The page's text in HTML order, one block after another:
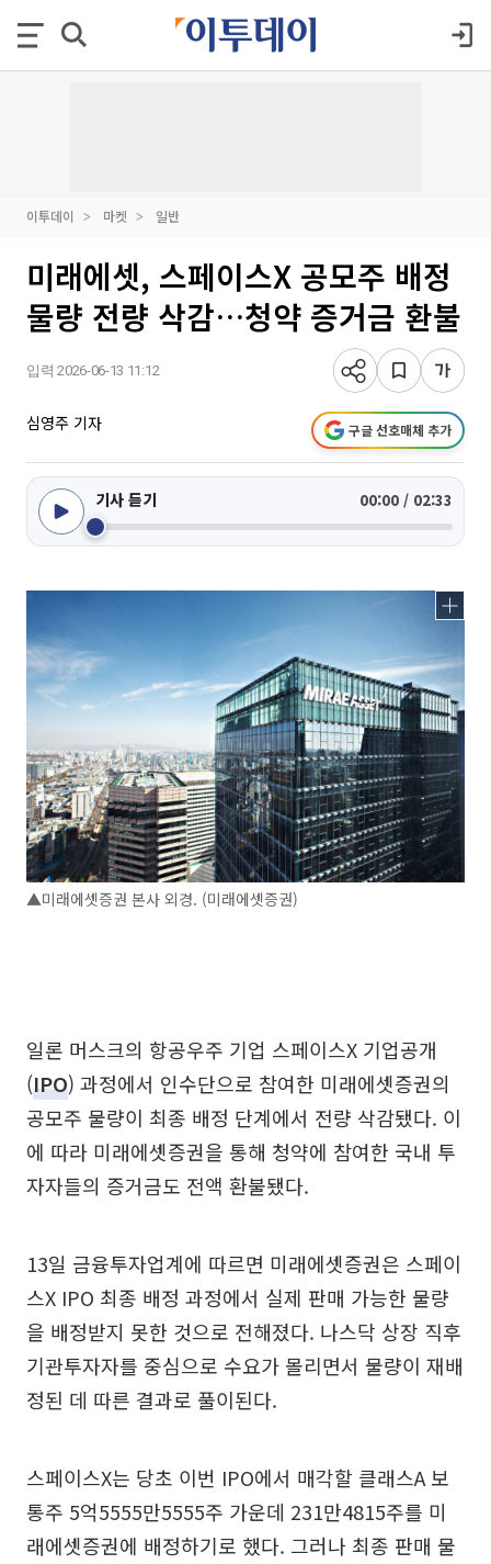
이투데이 마켓 일반
미래에셋, 스페이스X 공모주 배정
물량 전량 삭감…청약 증거금 환불
입력 2026-06-13 11:12
심영주 기자 구글 선호매체 추가
기사 듣기 00:00 / 02:33
▲미래에셋증권 본사 외경. (미래에셋증권)
일론 머스크의 항공우주 기업 스페이스X 기업공개
(IPO) 과정에서 인수단으로 참여한 미래에셋증권의
공모주 물량이 최종 배정 단계에서 전량 삭감됐다. 이
에 따라 미래에셋증권을 통해 청약에 참여한 국내 투
자자들의 증거금도 전액 환불됐다.
13일 금융투자업계에 따르면 미래에셋증권은 스페이
스X IPO 최종 배정 과정에서 실제 판매 가능한 물량
을 배정받지 못한 것으로 전해졌다. 나스닥 상장 직후
기관투자자를 중심으로 수요가 몰리면서 물량이 재배
정된 데 따른 결과로 풀이된다.
스페이스X는 당초 이번 IPO에서 매각할 클래스A 보
통주 5억5555만5555주 가운데 231만4815주를 미
래에셋증권에 배정하기로 했다. 그러나 최종 판매 물